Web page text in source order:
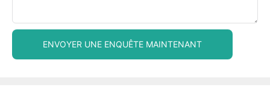
ENVOYER UNE ENQUÊTE MAINTENANT